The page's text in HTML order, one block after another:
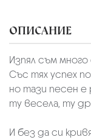
ОПИСАНИЕ
Изпял съм
Със тях успех
но тази песен е
ту весела, ту
И без да си